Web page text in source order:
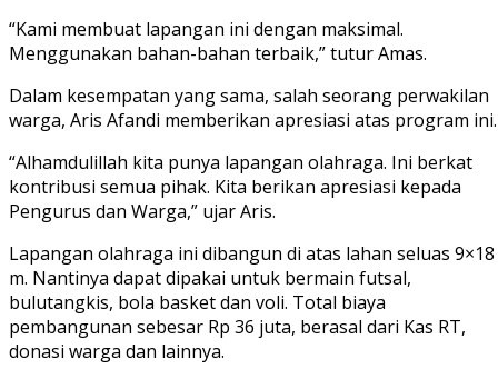
“Kami membuat lapangan ini dengan maksimal.
Menggunakan bahan-bahan terbaik,” tutur Amas.
Dalam kesempatan yang sama, salah seorang perwakilan
warga, Aris Afandi memberikan apresiasi atas program ini.
“Alhamdulillah kita punya lapangan olahraga. Ini berkat
kontribusi semua pihak. Kita berikan apresiasi kepada
Pengurus dan Warga,” ujar Aris.
Lapangan olahraga ini dibangun di atas lahan seluas 9×18
m. Nantinya dapat dipakai untuk bermain futsal,
bulutangkis, bola basket dan voli. Total biaya
pembangunan sebesar Rp 36 juta, berasal dari Kas RT,
donasi warga dan lainnya.